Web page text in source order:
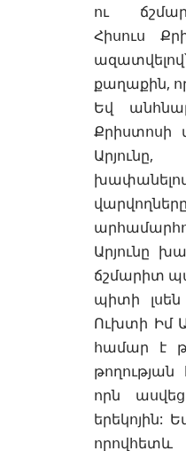
ու
Հիսուս
քաղաքին,
Եվ
Քրիստոսի
Արյունը
ճշմարիտ
պիտի լսեն
Ուխտի Իմ
համար է
որն
երեկոյին: